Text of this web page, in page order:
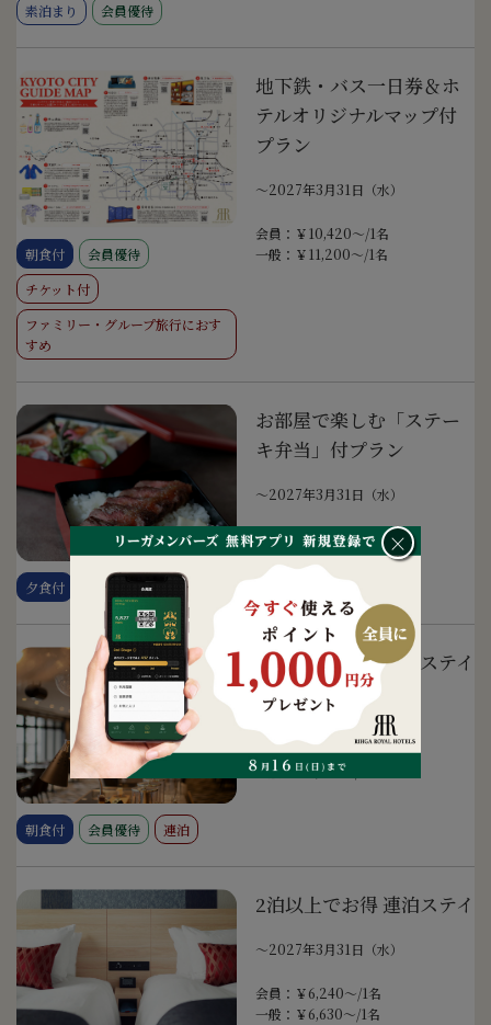
素泊まり 会員優待
地下鉄・バス一日券＆ホ
テルオリジナルマップ付
プラン
〜2027年3月31日（水）
会員：￥10,420～/1名
一般：￥11,200～/1名
朝食付
会員優待
チケット付
ファミリー・グループ旅行におす
すめ
お部屋で楽しむ「ステー
キ弁当」付プラン
〜2027年3月31日（水）
会員：￥10,900～/1名
一般：￥10,900～/1名
夕食付
会員優待
2泊以上でお得 連泊ステイ
〜2027年3月31日（水）
会員：￥8,740～/1名
一般：￥9,130～/1名
朝食付 会員優待 連泊
2泊以上でお得 連泊ステイ
〜2027年3月31日（水）
会員：￥6,240～/1名
一般：￥6,630～/1名
×